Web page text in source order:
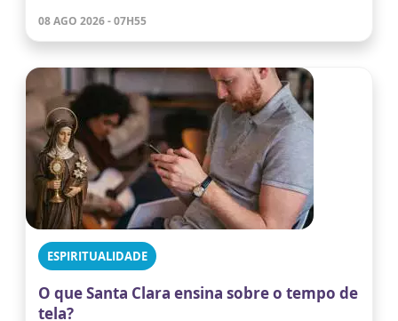
08 AGO 2026 - 07H55
ESPIRITUALIDADE
O que Santa Clara ensina sobre o tempo de
tela?